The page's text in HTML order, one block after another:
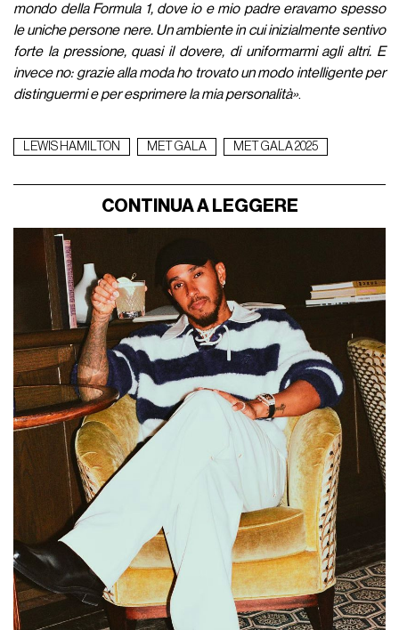
mondo della Formula 1, dove io e mio padre eravamo spesso
le uniche persone nere. Un ambiente in cui inizialmente sentivo
forte la pressione, quasi il dovere, di uniformarmi agli altri. E
invece no: grazie alla moda ho trovato un modo intelligente per
distinguermi e per esprimere la mia personalità».
LEWIS HAMILTON MET GALA MET GALA 2025
CONTINUA A LEGGERE